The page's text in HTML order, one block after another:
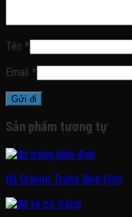
Tên *
Email *
Sản phẩm tương tự
Đá Granite Trắng Bình Định